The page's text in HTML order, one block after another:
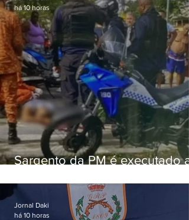
Sargento da PM é executado a
em Vaz Lobo
há 10 horas
Jornal Daki
há 10 horas